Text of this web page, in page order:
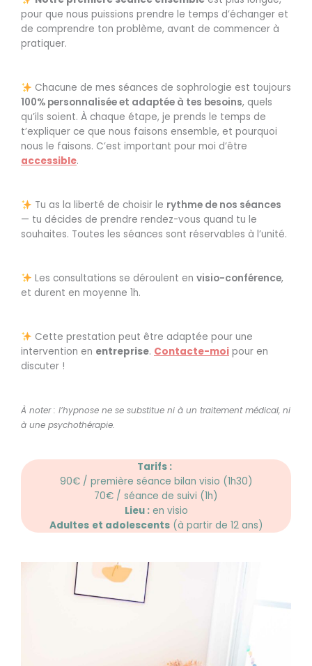
pour que nous puissions prendre le temps d’échanger et
de comprendre ton problème, avant de commencer à
pratiquer.
Chacune de mes séances de sophrologie est toujours
100% personnalisée et adaptée à tes besoins, quels
qu’ils soient. À chaque étape, je prends le temps de
t’expliquer ce que nous faisons ensemble, et pourquoi
nous le faisons. C’est important pour moi d’être
accessible.
Tu as la liberté de choisir le rythme de nos séances
— tu décides de prendre rendez-vous quand tu le
souhaites. Toutes les séances sont réservables à l’unité.
Les consultations se déroulent en visio-conférence,
et durent en moyenne 1h.
Cette prestation peut être adaptée pour une
intervention en entreprise. Contacte-moi pour en
discuter !
À noter : l’hypnose ne se substitue ni à un traitement médical, ni
à une psychothérapie.
Tarifs :
90€ / première séance bilan visio (1h30)
70€ / séance de suivi (1h)
Lieu :en visio
Adultes et adolescents(à partir de 12 ans)